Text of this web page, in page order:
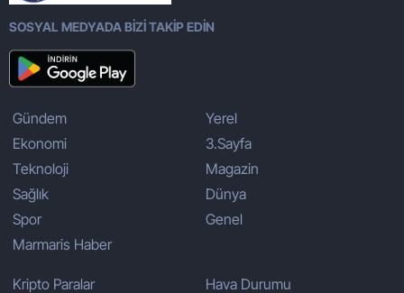
SOSYAL MEDYADA BİZİ TAKİP EDİN
Gündem
Ekonomi
Teknoloji
Sağlık
Spor
Marmaris Haber
Yerel
3.Sayfa
Magazin
Dünya
Genel
Kripto Paralar Hava Durumu